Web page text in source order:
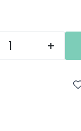
+